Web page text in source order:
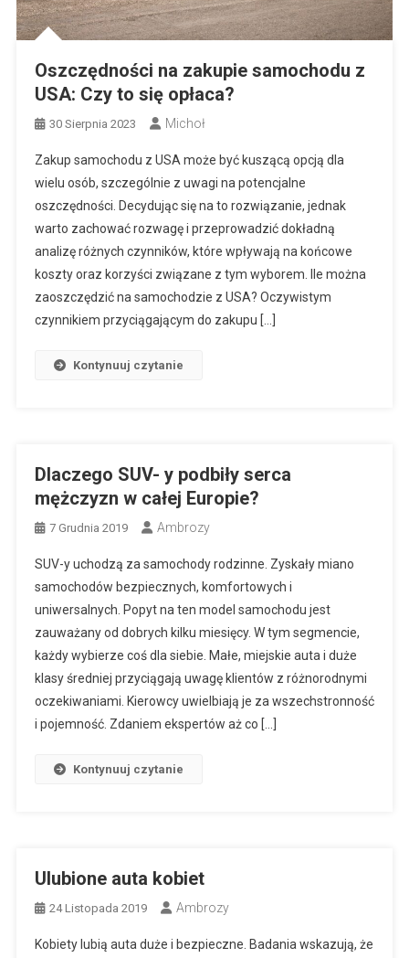
Oszczędności na zakupie samochodu z
USA: Czy to się opłaca?
30 Sierpnia 2023 Michoł
Zakup samochodu z USA może być kuszącą opcją dla
wielu osób, szczególnie z uwagi na potencjalne
oszczędności. Decydując się na to rozwiązanie, jednak
warto zachować rozwagę i przeprowadzić dokładną
analizę różnych czynników, które wpływają na końcowe
koszty oraz korzyści związane z tym wyborem. Ile można
zaoszczędzić na samochodzie z USA? Oczywistym
czynnikiem przyciągającym do zakupu […]
Kontynuuj czytanie
Dlaczego SUV- y podbiły serca
mężczyzn w całej Europie?
7 Grudnia 2019 Ambrozy
SUV-y uchodzą za samochody rodzinne. Zyskały miano
samochodów bezpiecznych, komfortowych i
uniwersalnych. Popyt na ten model samochodu jest
zauważany od dobrych kilku miesięcy. W tym segmencie,
każdy wybierze coś dla siebie. Małe, miejskie auta i duże
klasy średniej przyciągają uwagę klientów z różnorodnymi
oczekiwaniami. Kierowcy uwielbiają je za wszechstronność
i pojemność. Zdaniem ekspertów aż co […]
Kontynuuj czytanie
Ulubione auta kobiet
24 Listopada 2019 Ambrozy
Kobiety lubią auta duże i bezpieczne. Badania wskazują, że